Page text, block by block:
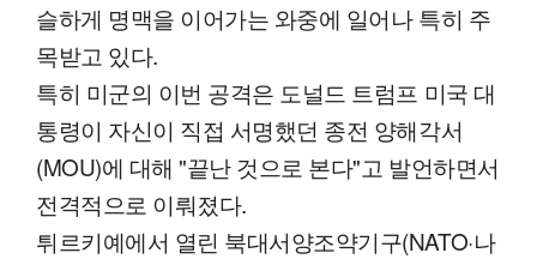
슬하게 명맥을 이어가는 와중에 일어나 특히 주
목받고 있다.
특히 미군의 이번 공격은 도널드 트럼프 미국 대
통령이 자신이 직접 서명했던 종전 양해각서
(MOU)에 대해 "끝난 것으로 본다"고 발언하면서
전격적으로 이뤄졌다.
튀르키예에서 열린 북대서양조약기구(NATO·나